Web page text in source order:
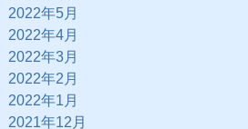
2022年5月
2022年4月
2022年3月
2022年2月
2022年1月
2021年12月